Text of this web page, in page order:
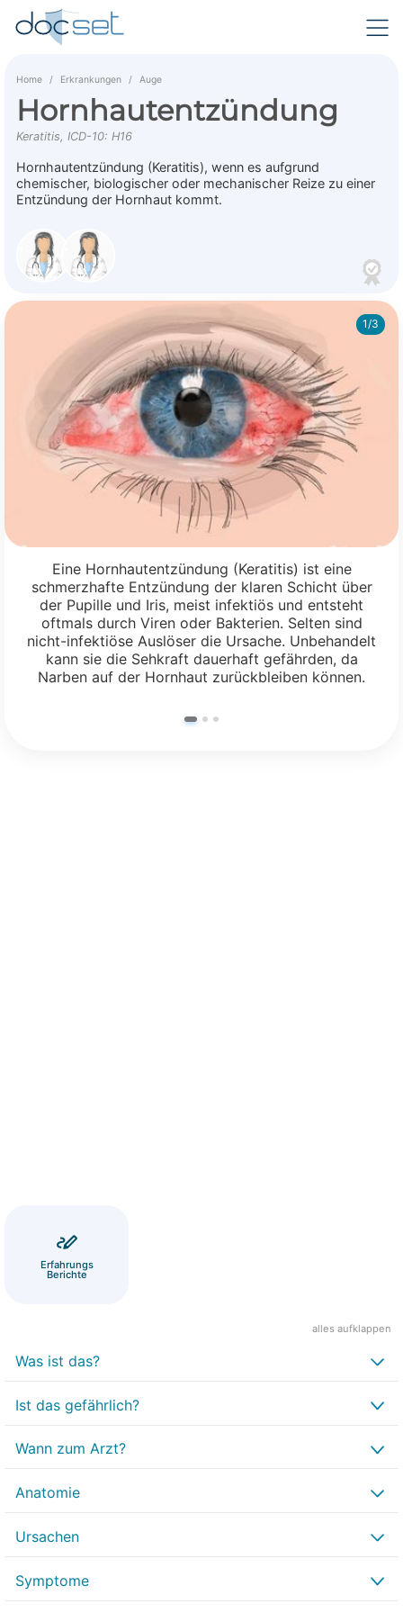
Home Erkrankungen Auge
Hornhautentzündung
Keratitis, ICD-10: H16
Hornhautentzündung (Keratitis), wenn es aufgrund
chemischer, biologischer oder mechanischer Reize zu einer
Entzündung der Hornhaut kommt.
1/3
Eine Hornhautentzündung (Keratitis) ist eine
schmerzhafte Entzündung der klaren Schicht über
der Pupille und Iris, meist infektiös und entsteht
oftmals durch Viren oder Bakterien. Selten sind
nicht-infektiöse Auslöser die Ursache. Unbehandelt
kann sie die Sehkraft dauerhaft gefährden, da
Narben auf der Hornhaut zurückbleiben können.
Erfahrungs
Berichte
alles aufklappen
Was ist das?
Ist das gefährlich?
Wann zum Arzt?
Anatomie
Ursachen
Symptome